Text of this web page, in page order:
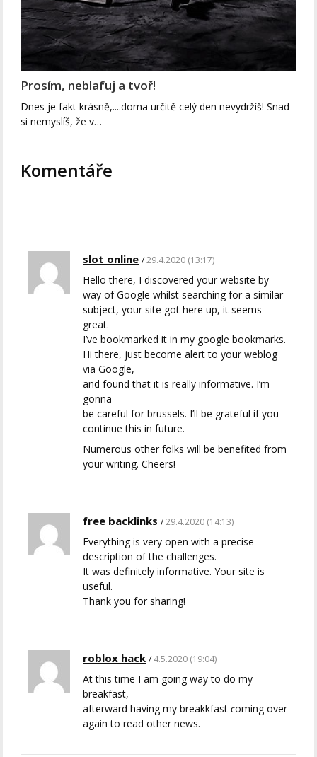
Prosím, neblafuj a tvoř!
Dnes je fakt krásně,....doma určitě celý den nevydržíš! Snad
si nemyslíš, že v…
Komentáře
slot online 29.4.2020 (13:17)
Hello there, I discovered your website by
way of Google whilst searching for a similar
subject, your site got here up, it seems
great.
I’ve bookmarked it in my google bookmarks.
Hi there, just become alert to your weblog
via Google,
and found that it is really informative. I’m
gonna
be careful for brussels. I’ll be grateful if you
continue this in future.
Numerous other folks will be benefited from
your writing. Cheers!
free backlinks 29.4.2020 (14:13)
Everything is very open with a precise
description of the challenges.
It was definitely informative. Your site is
useful.
Thank you for sharing!
roblox hack 4.5.2020 (19:04)
At thiѕ time I am going way to do my
breakfast,
afterward having my breakkfast ϲoming over
again to rеad othеr news.